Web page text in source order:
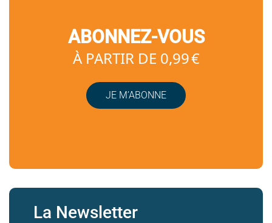
ABONNEZ-VOUS
À PARTIR DE 0,99 €
JE M’ABONNE
La Newsletter